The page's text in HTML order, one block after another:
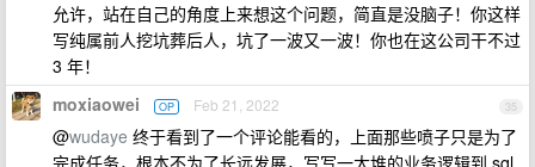
允许，站在自己的角度上来想这个问题，简直是没脑子！你这样
写纯属前人挖坑葬后人，坑了一波又一波！你也在这公司干不过
3 年！
35
moxiaowei OP Feb 21, 2022
@wudaye 终于看到了一个评论能看的，上面那些喷子只是为了
完成任务，根本不为了长远发展，写写一大堆的业务逻辑到 sql